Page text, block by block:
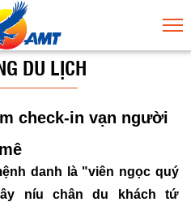
DU LỊCH
check-in vạn người
mê
danh là "viên ngọc quý
níu chân du khách tứ